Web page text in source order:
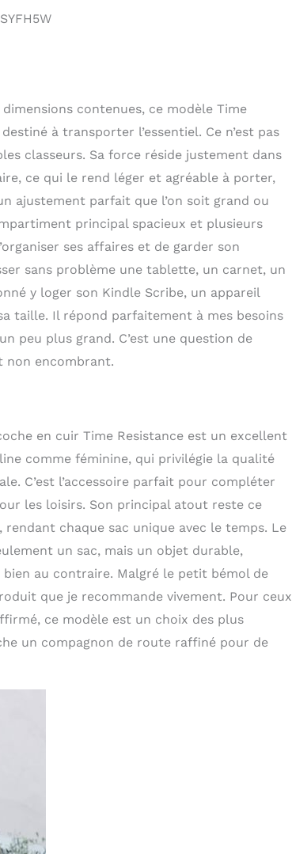
contenues, ce modèle Time
à transporter l’essentiel. Ce n’est pas
classeurs. Sa force réside justement dans
ce qui le rend léger et agréable à porter,
ajustement parfait que l’on soit grand ou
principal spacieux et plusieurs
ses affaires et de garder son
sans problème une tablette, un carnet, un
y loger son Kindle Scribe, un appareil
taille. Il répond parfaitement à mes besoins
peu plus grand. C’est une question de
non encombrant.
en cuir Time Resistance est un excellent
comme féminine, qui privilégie la qualité
C’est l’accessoire parfait pour compléter
les loisirs. Son principal atout reste ce
chaque sac unique avec le temps. Le
un sac, mais un objet durable,
au contraire. Malgré le petit bémol de
que je recommande vivement. Pour ceux
ce modèle est un choix des plus
un compagnon de route raffiné pour de